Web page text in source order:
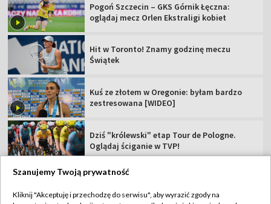
Pogoń Szczecin – GKS Górnik Łęczna:
oglądaj mecz Orlen Ekstraligi kobiet
Hit w Toronto! Znamy godzinę meczu
Świątek
Kuś ze złotem w Oregonie: byłam bardzo
zestresowana [WIDEO]
Dziś "królewski" etap Tour de Pologne.
Oglądaj ściganie w TVP!
Szanujemy Twoją prywatność
Kliknij "Akceptuję i przechodzę do serwisu", aby wyrazić zgody na